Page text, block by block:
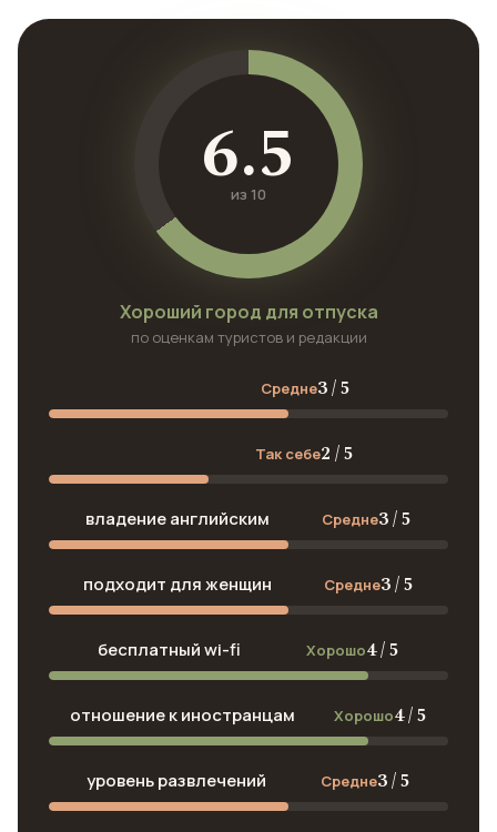
6.5
из 10
Хороший город для отпуска
по оценкам туристов и редакции
Средне3 / 5
Так себе2 / 5
владение английским Средне3 / 5
подходит для женщин Средне3 / 5
бесплатный wi-fi Хорошо4 / 5
отношение к иностранцам Хорошо4 / 5
уровень развлечений Средне3 / 5